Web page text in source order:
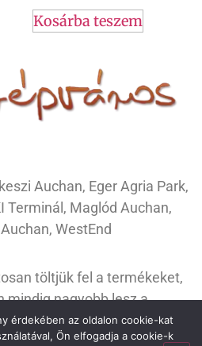
Kosárba teszem
Auchan, Eger Agria Park,
Terminál, Maglód Auchan,
WestEnd
töltjük fel a termékeket,
mindig nagyobb lesz a
és válogass kedvedre!
érdekében az oldalon cookie-kat
Ön elfogadja a cookie-k